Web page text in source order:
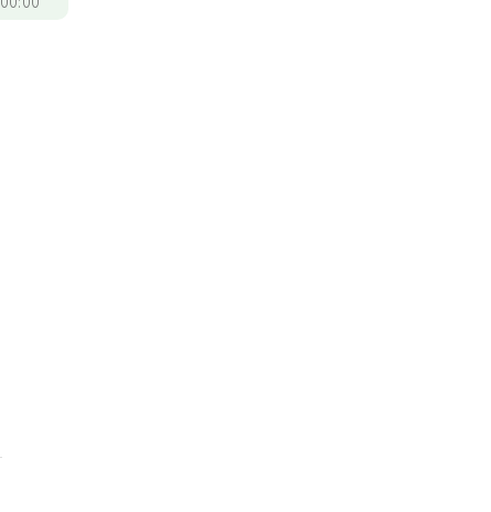
00:00